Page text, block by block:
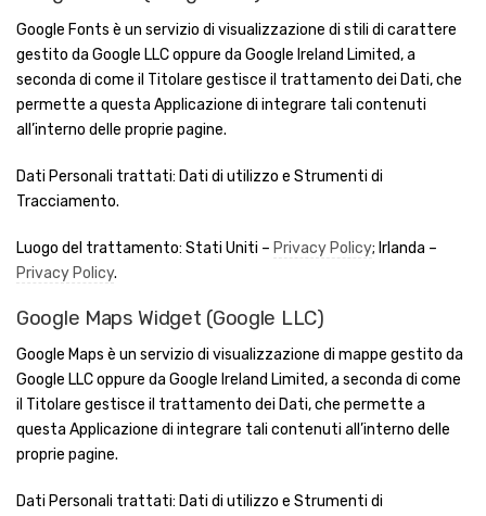
Google Fonts è un servizio di visualizzazione di stili di carattere
gestito da Google LLC oppure da Google Ireland Limited, a
seconda di come il Titolare gestisce il trattamento dei Dati, che
permette a questa Applicazione di integrare tali contenuti
all’interno delle proprie pagine.
Dati Personali trattati: Dati di utilizzo e Strumenti di
Tracciamento.
Luogo del trattamento: Stati Uniti – Privacy Policy; Irlanda –
Privacy Policy.
Google Maps Widget (Google LLC)
Google Maps è un servizio di visualizzazione di mappe gestito da
Google LLC oppure da Google Ireland Limited, a seconda di come
il Titolare gestisce il trattamento dei Dati, che permette a
questa Applicazione di integrare tali contenuti all’interno delle
proprie pagine.
Dati Personali trattati: Dati di utilizzo e Strumenti di